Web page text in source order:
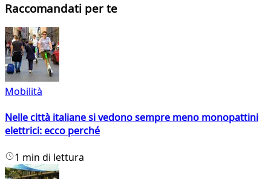
Raccomandati per te
Mobilità
Nelle città italiane si vedono sempre meno monopattini
elettrici: ecco perché
1 min di lettura